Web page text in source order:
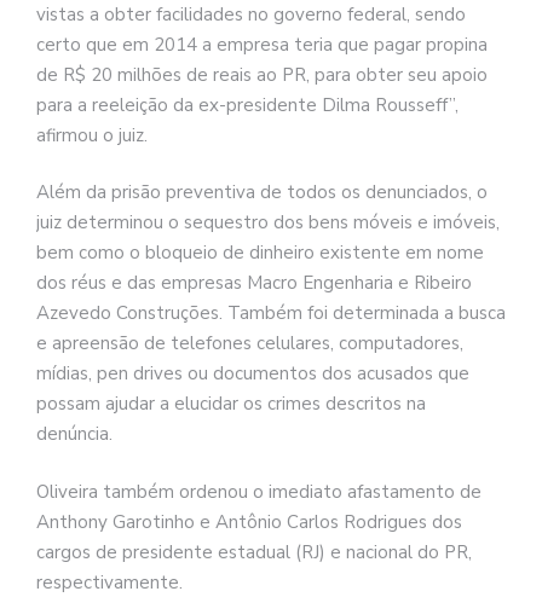
vistas a obter facilidades no governo federal, sendo
certo que em 2014 a empresa teria que pagar propina
de R$ 20 milhões de reais ao PR, para obter seu apoio
para a reeleição da ex-presidente Dilma Rousseff”,
afirmou o juiz.
Além da prisão preventiva de todos os denunciados, o
juiz determinou o sequestro dos bens móveis e imóveis,
bem como o bloqueio de dinheiro existente em nome
dos réus e das empresas Macro Engenharia e Ribeiro
Azevedo Construções. Também foi determinada a busca
e apreensão de telefones celulares, computadores,
mídias, pen drives ou documentos dos acusados que
possam ajudar a elucidar os crimes descritos na
denúncia.
Oliveira também ordenou o imediato afastamento de
Anthony Garotinho e Antônio Carlos Rodrigues dos
cargos de presidente estadual (RJ) e nacional do PR,
respectivamente.